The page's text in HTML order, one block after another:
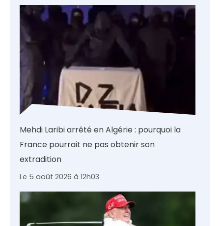
Mehdi Laribi arrêté en Algérie : pourquoi la
France pourrait ne pas obtenir son
extradition
Le 5 août 2026 à 12h03